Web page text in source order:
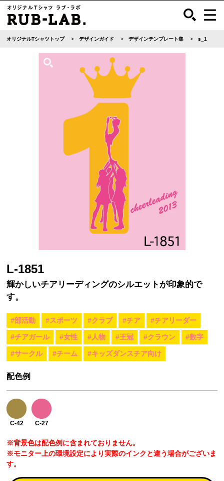
オリジナルTシャツトップ デザインガイド デザインテンプレート集 s_1
L-1851
輝かしいチアリーディングのシルエットが印象的で
す。
#部活動 #スポーツ #クラブ #チア #チアリーダー
#チアガール #女性 #人物 #王冠 #クラウン #数字
#サークル #チーム #キッズダンスチア向け
配色例
C-42 C-27
※背景色は配色例に含まれておりません。
※モニター上の環境設定により実際のインクと違う場合がございま
す。